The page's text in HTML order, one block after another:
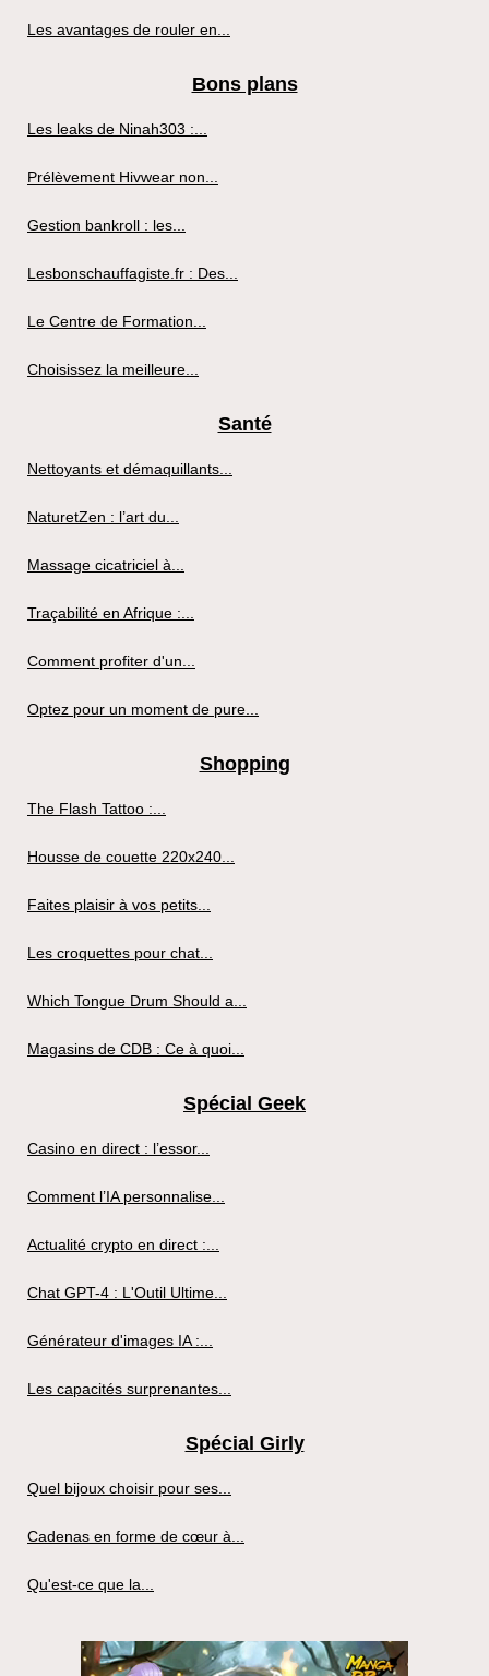
Les avantages de rouler en...
Bons plans
Les leaks de Ninah303 :...
Prélèvement Hivwear non...
Gestion bankroll : les...
Lesbonschauffagiste.fr : Des...
Le Centre de Formation...
Choisissez la meilleure...
Santé
Nettoyants et démaquillants...
NaturetZen : l’art du...
Massage cicatriciel à...
Traçabilité en Afrique :...
Comment profiter d'un...
Optez pour un moment de pure...
Shopping
The Flash Tattoo :...
Housse de couette 220x240...
Faites plaisir à vos petits...
Les croquettes pour chat...
Which Tongue Drum Should a...
Magasins de CDB : Ce à quoi...
Spécial Geek
Casino en direct : l’essor...
Comment l’IA personnalise...
Actualité crypto en direct :...
Chat GPT-4 : L'Outil Ultime...
Générateur d'images IA :...
Les capacités surprenantes...
Spécial Girly
Quel bijoux choisir pour ses...
Cadenas en forme de cœur à...
Qu'est-ce que la...